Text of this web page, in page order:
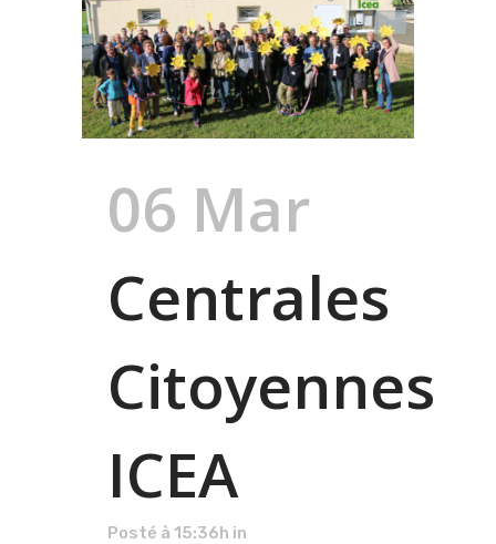
06 Mar
Centrales
Citoyennes
ICEA
Posté à 15:36h in